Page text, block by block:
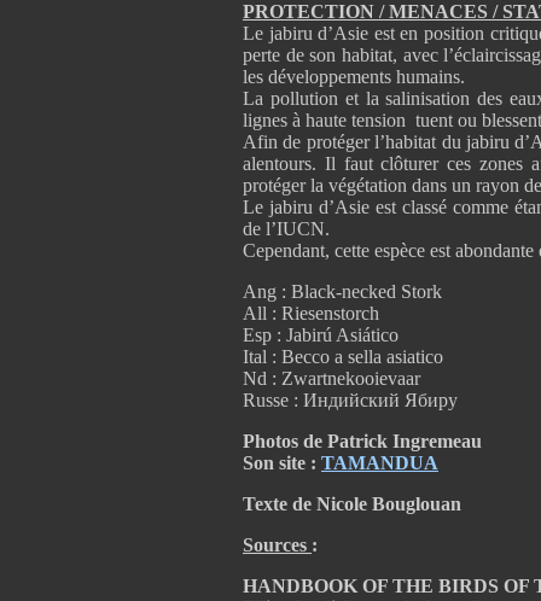
PROTECTION / MENACES /
Le jabiru d’Asie est en position
perte de son habitat, avec
les développements humains.
La pollution et la salinisation des
lignes à haute tension tuent ou
Afin de protéger l’habitat du jabiru
alentours. Il faut clôturer ces zones
protéger la végétation dans un rayon
Le jabiru d’Asie est classé comme
de l’IUCN.
Cependant, cette espèce est
Ang : Black-necked Stork
All : Riesenstorch
Esp : Jabirú Asiático
Ital : Becco a sella asiatico
Nd : Zwartnekooievaar
Russe : Индийский Ябиру
Photos de Patrick Ingremeau
Son site : TAMANDUA
Texte de Nicole Bouglouan
Sources :
HANDBOOK OF THE BIRDS OF